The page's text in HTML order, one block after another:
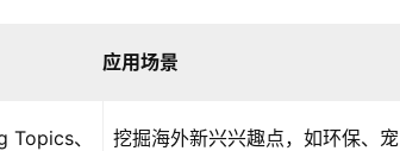
应用场景
、
挖掘海外新兴兴趣点，如环保、宠